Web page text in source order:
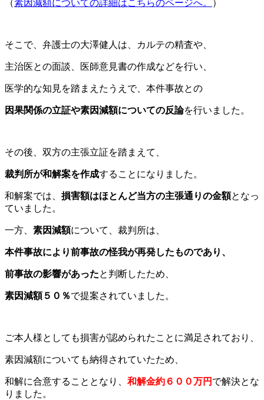
（素因減額についての詳細はこちらのページへ。 ）
そこで、弁護士の大澤健人は、 カルテの精査や、
主治医との面談、医師意見書の作成などを行い、
医学的な知見を踏まえたうえで、本件事故との
因果関係の立証や素因減額についての反論を行いました。
その後、双方の主張立証を踏まえて、
裁判所が和解案を作成することになりました。
和解案では、 損害額はほとんど当方の主張通りの金額となっ
ていました。
一方、 素因減額について、裁判所は、
本件事故により前事故の怪我が再発したものであり、
前事故の影響があったと判断したため、
素因減額５０％で提案されていました。
ご本人様としても損害が認められたことに満足されており、
素因減額についても納得されていたため、
和解に合意することとなり、 和解金約６００万円 で解決とな
りました。